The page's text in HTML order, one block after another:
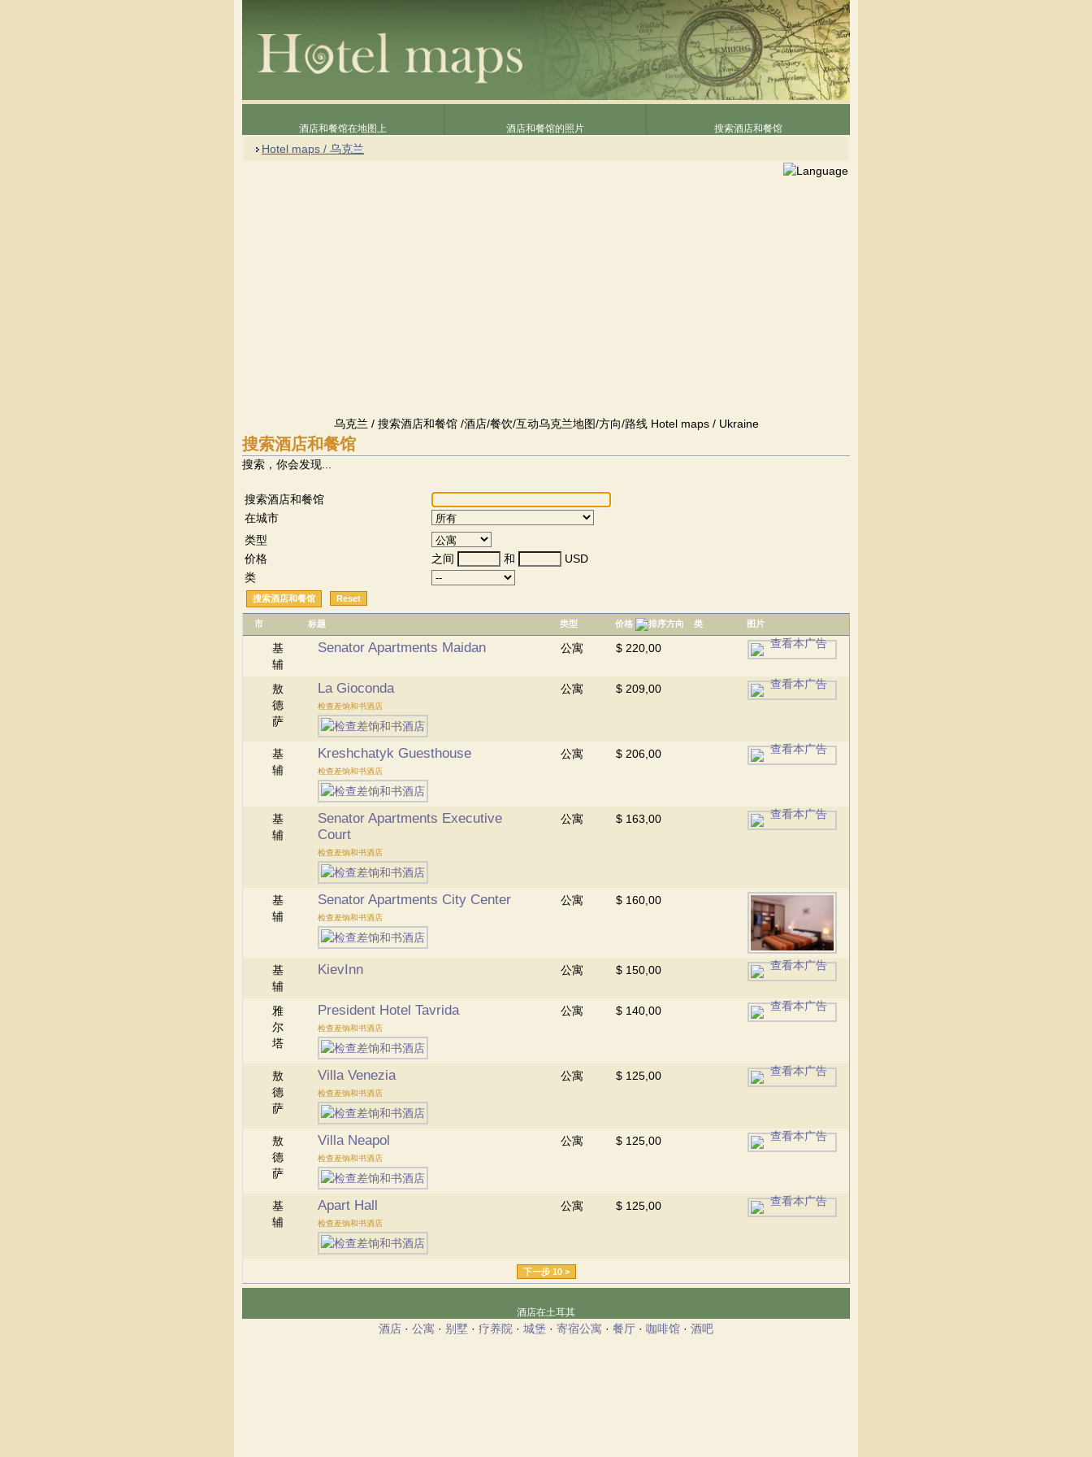
酒店和餐馆在地图上 酒店和餐馆的照片 搜索酒店和餐馆
Hotel maps / 乌克兰
乌克兰 / 搜索酒店和餐馆 /酒店/餐饮/互动乌克兰地图/方向/路线 Hotel maps / Ukraine
搜索酒店和餐馆
搜索，你会发现...
搜索酒店和餐馆
在城市
类型
价格
之间 和
USD
类
市 标题 类型 价格 类 图片
基
辅
Senator Apartments Maidan 公寓 $ 220,00
敖
德
萨
La Gioconda
检查差饷和书酒店
公寓 $ 209,00
基
辅
Kreshchatyk Guesthouse
检查差饷和书酒店
公寓 $ 206,00
基
辅
Senator Apartments Executive
Court
检查差饷和书酒店
公寓 $ 163,00
基
辅
Senator Apartments City Center
检查差饷和书酒店
公寓 $ 160,00
基
辅
KievInn 公寓 $ 150,00
雅
尔
塔
President Hotel Tavrida
检查差饷和书酒店
公寓 $ 140,00
敖
德
萨
Villa Venezia
检查差饷和书酒店
公寓 $ 125,00
敖
德
萨
Villa Neapol
检查差饷和书酒店
公寓 $ 125,00
基
辅
Apart Hall
检查差饷和书酒店
公寓 $ 125,00
下一步 10 >
酒店在土耳其
酒店 · 公寓 · 别墅 · 疗养院 · 城堡 · 寄宿公寓 · 餐厅 · 咖啡馆 · 酒吧